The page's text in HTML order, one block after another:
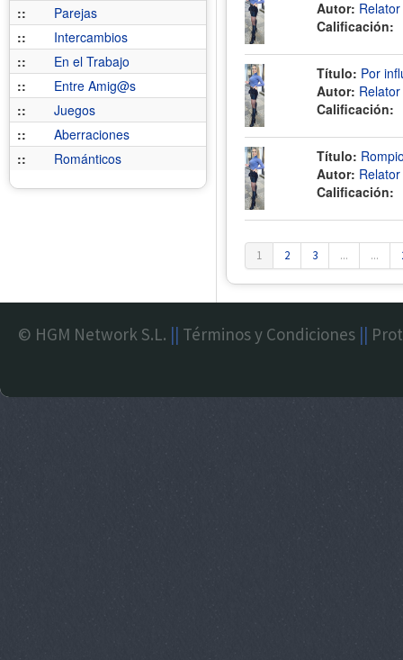
::
Parejas
::
Intercambios
::
En el Trabajo
::
Entre Amig@s
::
Juegos
::
Aberraciones
::
Románticos
Autor:
Calificación:
Título: Por
Autor:
Calificación:
Título:
Autor:
Calificación:
1 2 3 ... ...
© HGM Network S.L. || Términos y Condiciones ||